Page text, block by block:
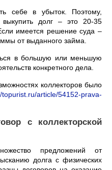
себе в убыток. Поэтому,
долг – это 20-35
имеется решение суда –
от выданного займа.
в большую или меньшую
конкретного дела.
коллекторов было
topurist.ru/article/54152-prava-
с коллекторской
предложений от
долга с физических